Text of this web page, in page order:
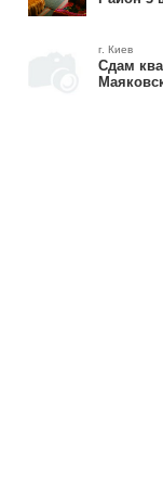
г. Киев
Сдам